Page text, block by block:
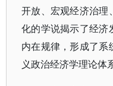
开放、宏观经济治理
化的学说揭示了经济
内在规律，形成了系
义政治经济学理论体